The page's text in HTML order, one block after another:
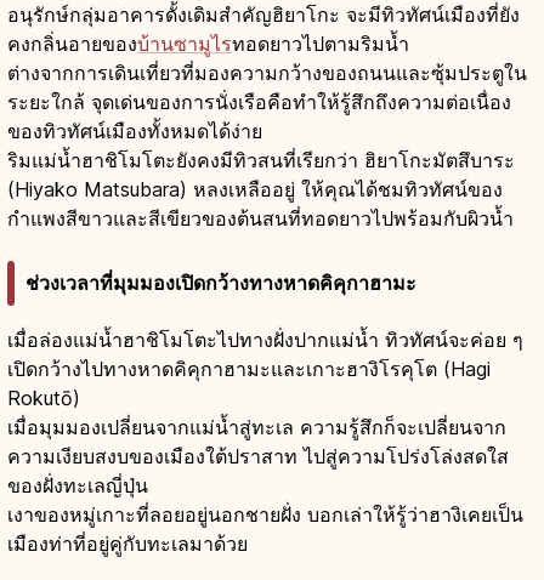
อนุรักษ์กลุ่มอาคารดั้งเดิมสำคัญฮิยาโกะ จะมีทิวทัศน์เมืองที่ยัง
คงกลิ่นอายของบ้านซามูไรทอดยาวไปตามริมน้ำ
ต่างจากการเดินเที่ยวที่มองความกว้างของถนนและซุ้มประตูใน
ระยะใกล้ จุดเด่นของการนั่งเรือคือทำให้รู้สึกถึงความต่อเนื่อง
ของทิวทัศน์เมืองทั้งหมดได้ง่าย
ริมแม่น้ำฮาชิโมโตะยังคงมีทิวสนที่เรียกว่า ฮิยาโกะมัตสึบาระ
(Hiyako Matsubara) หลงเหลืออยู่ ให้คุณได้ชมทิวทัศน์ของ
กำแพงสีขาวและสีเขียวของต้นสนที่ทอดยาวไปพร้อมกับผิวน้ำ
ช่วงเวลาที่มุมมองเปิดกว้างทางหาดคิคุกาฮามะ
เมื่อล่องแม่น้ำฮาชิโมโตะไปทางฝั่งปากแม่น้ำ ทิวทัศน์จะค่อย ๆ
เปิดกว้างไปทางหาดคิคุกาฮามะและเกาะฮางิโรคุโต (Hagi
Rokutō)
เมื่อมุมมองเปลี่ยนจากแม่น้ำสู่ทะเล ความรู้สึกก็จะเปลี่ยนจาก
ความเงียบสงบของเมืองใต้ปราสาท ไปสู่ความโปร่งโล่งสดใส
ของฝั่งทะเลญี่ปุ่น
เงาของหมู่เกาะที่ลอยอยู่นอกชายฝั่ง บอกเล่าให้รู้ว่าฮางิเคยเป็น
เมืองท่าที่อยู่คู่กับทะเลมาด้วย